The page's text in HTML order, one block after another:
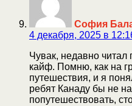
София
4 декабря, 2025 в
Чувак, недавно
кайф. Помню, как на
путешествия, и я
ребят Канаду бы не
попутешествовать,